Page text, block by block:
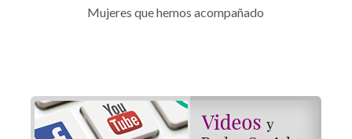
Mujeres que hemos acompañado